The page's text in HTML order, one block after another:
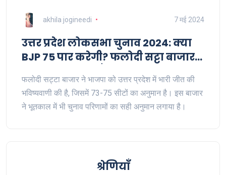
akhila jogineedi 7 मई 2024
उत्तर प्रदेश लोकसभा चुनाव 2024: क्या
BJP 75 पार करेगी? फलोदी सट्टा बाजार
फलोदी सट्टा बाजार ने भाजपा को उत्तर प्रदेश में भारी जीत की
भविष्यवाणी की है, जिसमें 73-75 सीटों का अनुमान है। इस बाजार
ने भूतकाल में भी चुनाव परिणामों का सही अनुमान लगाया है।
श्रेणियाँ